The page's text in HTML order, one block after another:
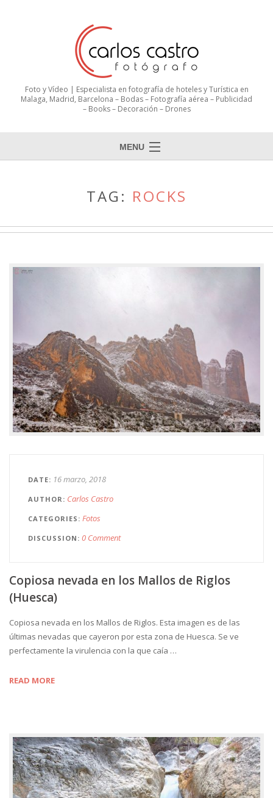
Foto y Vídeo | Especialista en fotografía de hoteles y Turística en
Malaga, Madrid, Barcelona – Bodas – Fotografía aérea – Publicidad
– Books – Decoración – Drones
MENU
TAG: ROCKS
DATE 16 marzo, 2018
AUTHOR Carlos Castro
CATEGORIES Fotos
DISCUSSION 0 Comment
Copiosa nevada en los Mallos de Riglos
(Huesca)
Copiosa nevada en los Mallos de Riglos. Esta imagen es de las
últimas nevadas que cayeron por esta zona de Huesca. Se ve
perfectamente la virulencia con la que caía …
READ MORE